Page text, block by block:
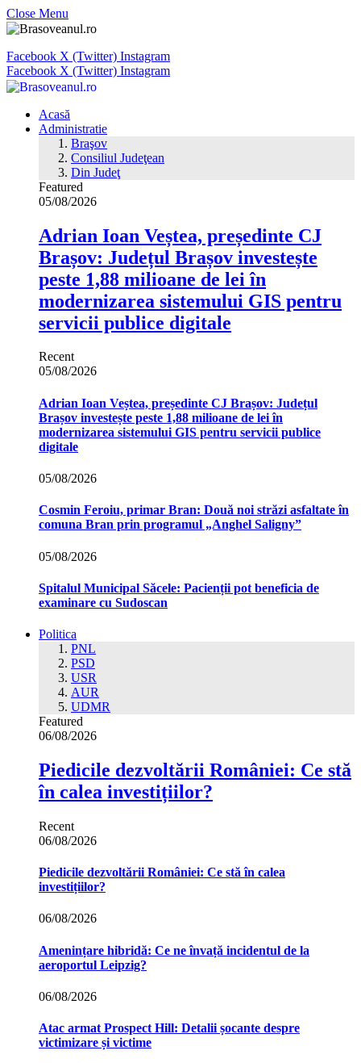
Close Menu
Facebook X (Twitter) Instagram
Facebook X (Twitter) Instagram
Acasă
Administratie
Braşov
Consiliul Judeţean
Din Judeţ
Featured
05/08/2026
Adrian Ioan Veștea, președinte CJ
Brașov: Județul Brașov investește
peste 1,88 milioane de lei în
modernizarea sistemului GIS pentru
servicii publice digitale
Recent
05/08/2026
Adrian Ioan Veștea, președinte CJ Brașov: Județul
Brașov investește peste 1,88 milioane de lei în
modernizarea sistemului GIS pentru servicii publice
digitale
05/08/2026
Cosmin Feroiu, primar Bran: Două noi străzi asfaltate în
comuna Bran prin programul „Anghel Saligny”
05/08/2026
Spitalul Municipal Săcele: Pacienții pot beneficia de
examinare cu Sudoscan
Politica
PNL
PSD
USR
AUR
UDMR
Featured
06/08/2026
Piedicile dezvoltării României: Ce stă
în calea investițiilor?
Recent
06/08/2026
Piedicile dezvoltării României: Ce stă în calea
investițiilor?
06/08/2026
Amenințare hibridă: Ce ne învață incidentul de la
aeroportul Leipzig?
06/08/2026
Atac armat Prospect Hill: Detalii șocante despre
victimizare și victime